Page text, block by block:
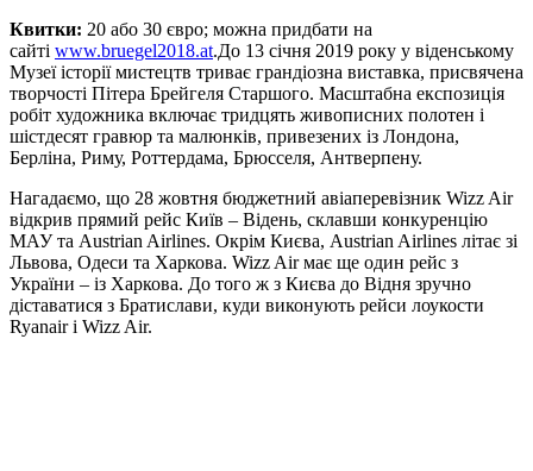
Квитки: 20 або 30 євро; можна придбати на
сайті www.bruegel2018.at.До 13 січня 2019 року у віденському
Музеї історії мистецтв триває грандіозна виставка, присвячена
творчості Пітера Брейгеля Старшого. Масштабна експозиція
робіт художника включає тридцять живописних полотен і
шістдесят гравюр та малюнків, привезених із Лондона,
Берліна, Риму, Роттердама, Брюсселя, Антверпену.
Нагадаємо, що 28 жовтня бюджетний авіаперевізник Wizz Air
відкрив прямий рейс Київ – Відень, склавши конкуренцію
МАУ та Austrian Airlines. Окрім Києва, Austrian Airlines літає зі
Львова, Одеси та Харкова. Wizz Air має ще один рейс з
України – із Харкова. До того ж з Києва до Відня зручно
діставатися з Братислави, куди виконують рейси лоукости
Ryanair і Wizz Air.